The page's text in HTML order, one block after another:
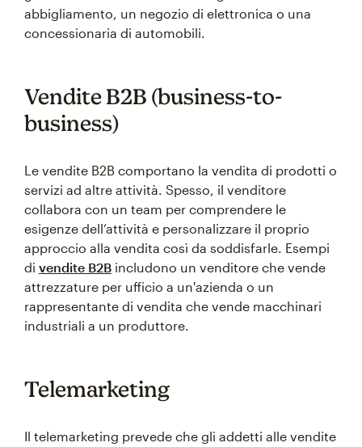
abbigliamento, un negozio di elettronica o una
concessionaria di automobili.
Vendite B2B (business-to-
business)
Le vendite B2B comportano la vendita di prodotti o
servizi ad altre attività. Spesso, il venditore
collabora con un team per comprendere le
esigenze dell’attività e personalizzare il proprio
approccio alla vendita così da soddisfarle. Esempi
di vendite B2B includono un venditore che vende
attrezzature per ufficio a un'azienda o un
rappresentante di vendita che vende macchinari
industriali a un produttore.
Telemarketing
Il telemarketing prevede che gli addetti alle vendite